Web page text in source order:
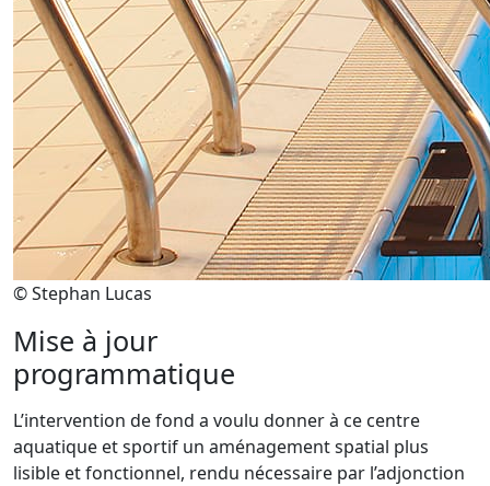
© Stephan Lucas
Mise à jour
programmatique
L’intervention de fond a voulu donner à ce centre
aquatique et sportif un aménagement spatial plus
lisible et fonctionnel, rendu nécessaire par l’adjonction